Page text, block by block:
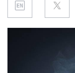
PRODUCTO
REGULACIÓN